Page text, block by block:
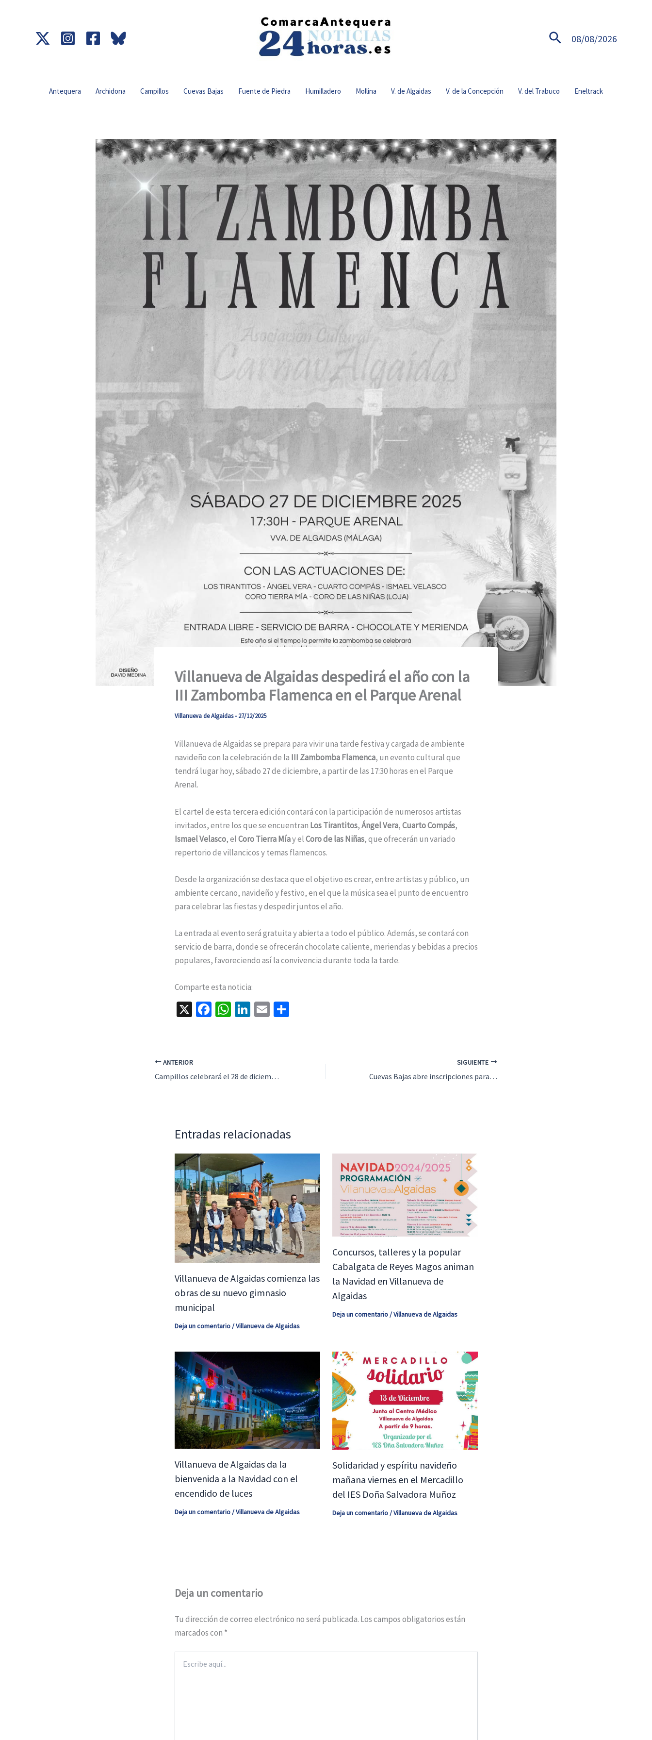
Buscar08/08/2026
Antequera Archidona Campillos Cuevas Bajas Fuente de Piedra Humilladero Mollina V. de Algaidas V. de la Concepción V. del Trabuco Eneltrack
Villanueva de Algaidas despedirá el año con la
III Zambomba Flamenca en el Parque Arenal
Villanueva de Algaidas- 27/12/2025
Villanueva de Algaidas se prepara para vivir una tarde festiva y cargada de ambiente
navideño con la celebración de la III Zambomba Flamenca, un evento cultural que
tendrá lugar hoy, sábado 27 de diciembre, a partir de las 17:30 horas en el Parque
Arenal.
El cartel de esta tercera edición contará con la participación de numerosos artistas
invitados, entre los que se encuentran Los Tirantitos,Ángel Vera,Cuarto Compás,
Ismael Velasco, elCoro Tierra Míay elCoro de las Niñas, que ofrecerán un variado
repertorio de villancicos y temas flamencos.
Desde la organización se destaca que el objetivo es crear, entre artistas y público, un
ambiente cercano, navideño y festivo, en el que la música sea el punto de encuentro
para celebrar las fiestas y despedir juntos el año.
La entrada al evento será gratuita y abierta a todo el público. Además, se contará con
servicio de barra, donde se ofrecerán chocolate caliente, meriendas y bebidas a precios
populares, favoreciendo así la convivencia durante toda la tarde.
Comparte esta noticia:
X Fa
o
W
p
Li
n
E C
ANTERIOR
Campillos celebrará el 28 de diciembre la IX Carrera Solidaria San Silvestre a beneficio de la lucha contra el cáncer
SIGUIENTE
Cuevas Bajas abre inscripciones para la V San Silvestre Cueveña del 31 de diciembre
Entradas relacionadas
Villanueva de Algaidas comienza las
obras de su nuevo gimnasio
municipal
Deja un comentario/Villanueva de Algaidas
Concursos, talleres y la popular
Cabalgata de Reyes Magos animan
la Navidad en Villanueva de
Algaidas
Deja un comentario/Villanueva de Algaidas
Villanueva de Algaidas da la
bienvenida a la Navidad con el
encendido de luces
Deja un comentario/Villanueva de Algaidas
Solidaridad y espíritu navideño
mañana viernes en el Mercadillo
del IES Doña Salvadora Muñoz
Deja un comentario /Villanueva de Algaidas
Deja un comentario
Tu dirección de correo electrónico no será publicada. Los campos obligatorios están
marcados con *
aquí...